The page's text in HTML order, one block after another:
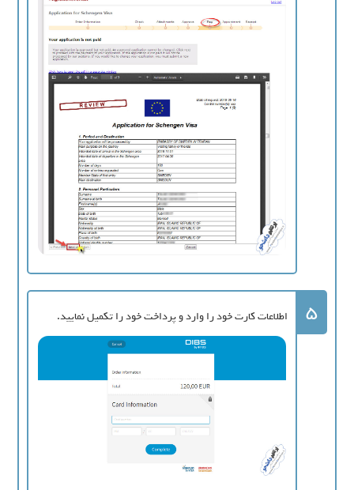
5 اطلاعات کارت خود را وارد و پرداخت خود را تکمیل نمایید.